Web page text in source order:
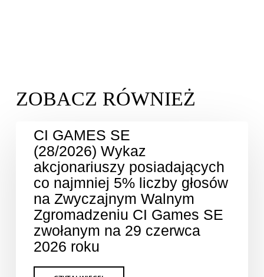
CI GAMES SE
(28/2026) Wykaz
akcjonariuszy posiadających
co najmniej 5% liczby głosów
na Zwyczajnym Walnym
Zgromadzeniu CI Games SE
zwołanym na 29 czerwca
2026 roku